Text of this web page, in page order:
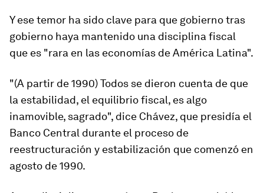
Y ese temor ha sido clave para que gobierno tras
gobierno haya mantenido una disciplina fiscal
que es "rara en las economías de América Latina".
"(A partir de 1990) Todos se dieron cuenta de que
la estabilidad, el equilibrio fiscal, es algo
inamovible, sagrado", dice Chávez, que presidía el
Banco Central durante el proceso de
reestructuración y estabilización que comenzó en
agosto de 1990.